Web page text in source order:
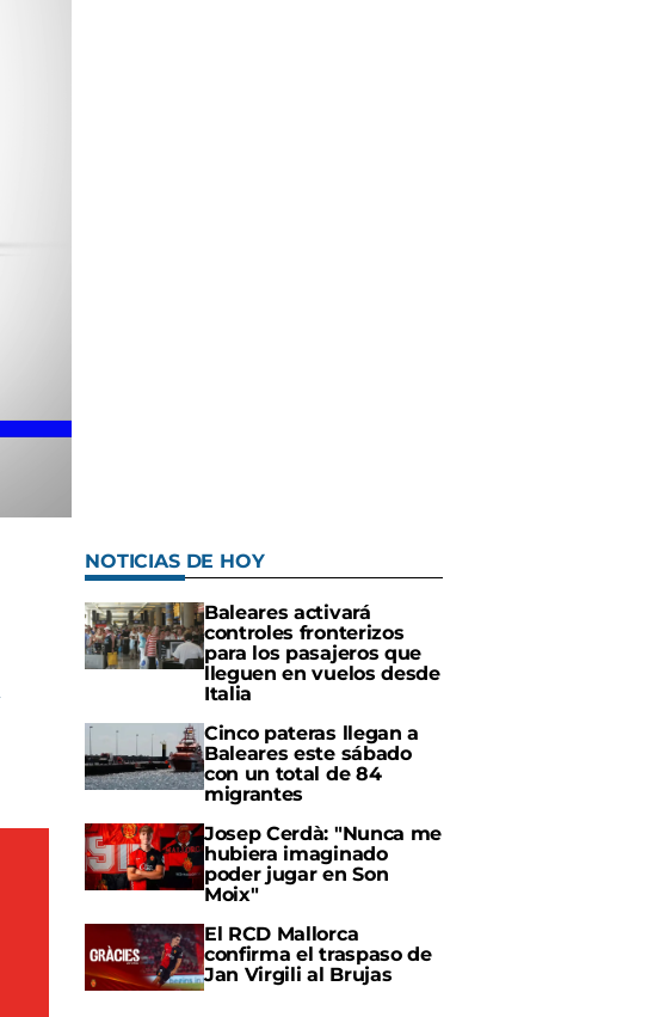
NOTICIAS DE HOY
Baleares activará
controles fronterizos
para los pasajeros que
lleguen en vuelos desde
Italia
Cinco pateras llegan a
Baleares este sábado
con un total de 84
migrantes
Josep Cerdà: "Nunca me
hubiera imaginado
poder jugar en Son
Moix"
El RCD Mallorca
confirma el traspaso de
Jan Virgili al Brujas